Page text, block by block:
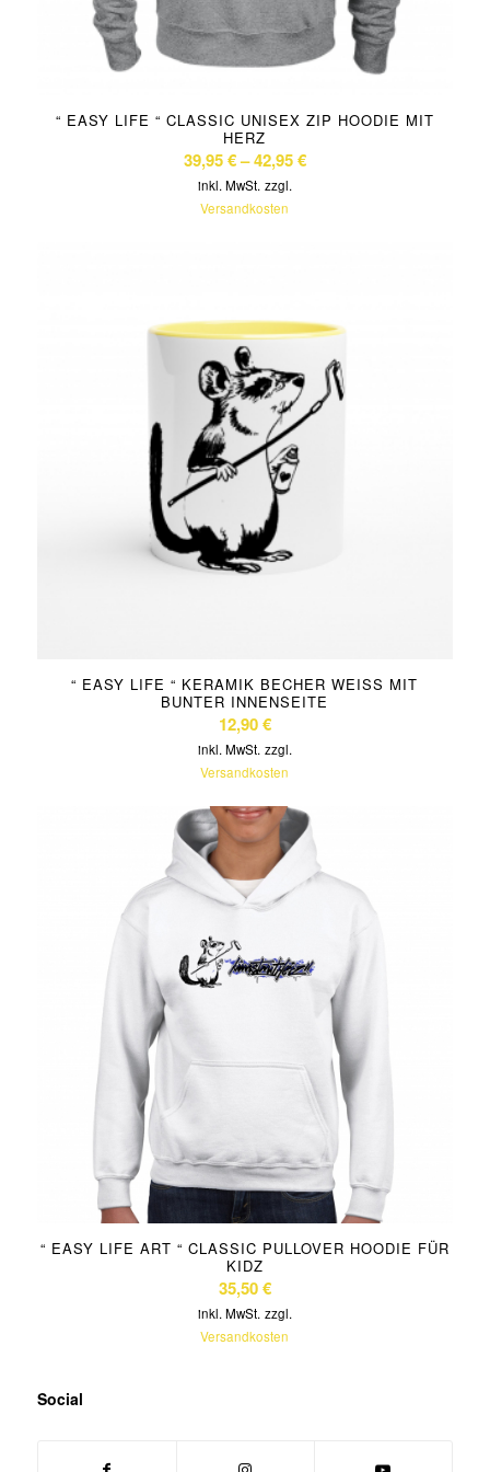
“ EASY LIFE “ CLASSIC UNISEX ZIP HOODIE MIT
HERZ
39,95€–42,95€
inkl. MwSt. zzgl.
Versandkosten
“ EASY LIFE “ KERAMIK BECHER WEISS MIT B
UNTER INNENSEITE
12,90€
inkl. MwSt. zzgl.
Versandkosten
“ EASY LIFE ART “ CLASSIC PULLOVER HOODIE FÜR
KIDZ
35,50€
inkl. MwSt. zzgl.
Versandkosten
Social